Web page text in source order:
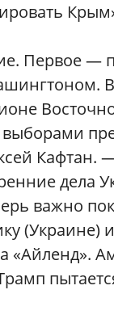
Первое —
Кафтан.
дела
важно
(Украине)
«Айленд».